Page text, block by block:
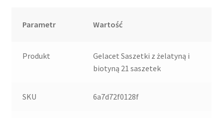
Parametr Wartość
Produkt
Gelacet Saszetki z żelatyną i
biotyną 21 saszetek
SKU 6a7d72f0128f